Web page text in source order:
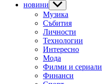
новини Show
sub
menu
Музика
Събития
Личности
Технологии
Интересно
Мода
Филми и сериали
Финанси